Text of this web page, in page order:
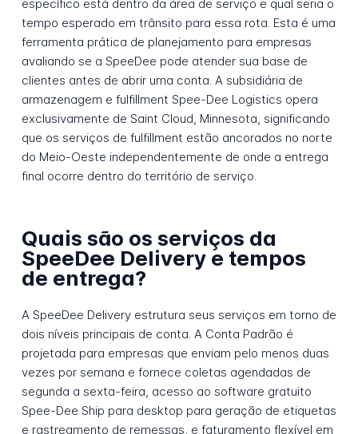
específico está dentro da área de serviço e qual seria o
tempo esperado em trânsito para essa rota. Esta é uma
ferramenta prática de planejamento para empresas
avaliando se a SpeeDee pode atender sua base de
clientes antes de abrir uma conta. A subsidiária de
armazenagem e fulfillment Spee-Dee Logistics opera
exclusivamente de Saint Cloud, Minnesota, significando
que os serviços de fulfillment estão ancorados no norte
do Meio-Oeste independentemente de onde a entrega
final ocorre dentro do território de serviço.
Quais são os serviços da
SpeeDee Delivery e tempos
de entrega?
A SpeeDee Delivery estrutura seus serviços em torno de
dois níveis principais de conta. A Conta Padrão é
projetada para empresas que enviam pelo menos duas
vezes por semana e fornece coletas agendadas de
segunda a sexta-feira, acesso ao software gratuito
Spee-Dee Ship para desktop para geração de etiquetas
e rastreamento de remessas, e faturamento flexível em